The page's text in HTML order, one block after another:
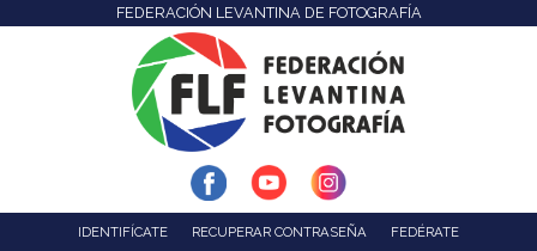
Pasar
al
contenido
principal
F
r
FEDERACIÓN LEVANTINA DE FOTOGRAFÍA
IDENTIFÍCATE RECUPERAR CONTRASEÑA FEDÉRATE